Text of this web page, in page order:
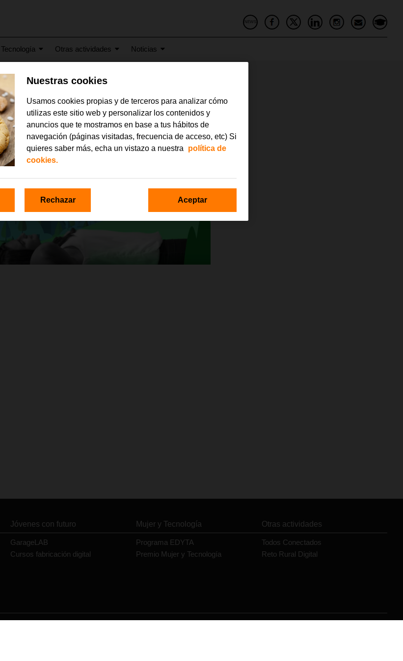
NEWS
Otras actividades Noticias
Alicia
Jóvenes con futuro
GarageLAB
Cursos fabricación digital
Mujer y Tecnología
Programa EDYTA
Premio Mujer y Tecnología
Otras actividades
Todos Conectados
Reto Rural Digital
Nuestras cookies
Usamos cookies propias y de terceros para analizar cómo
utilizas este sitio web y personalizar los contenidos y
anuncios que te mostramos en base a tus hábitos de
navegación (páginas visitadas, frecuencia de acceso, etc) Si
quieres saber más, echa un vistazo a nuestra
política de
cookies.
Rechazar Aceptar